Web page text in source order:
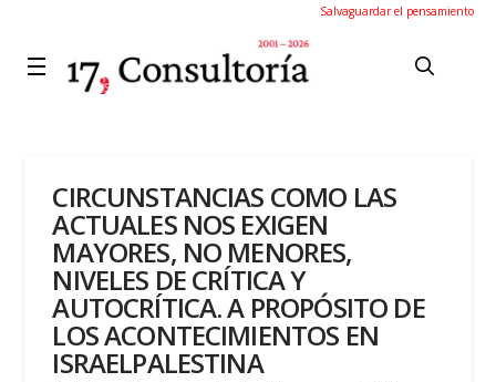
Salvaguardar el pensamiento
CIRCUNSTANCIAS COMO LAS
ACTUALES NOS EXIGEN
MAYORES, NO MENORES,
NIVELES DE CRÍTICA Y
AUTOCRÍTICA. A PROPÓSITO DE
LOS ACONTECIMIENTOS EN
ISRAELPALESTINA